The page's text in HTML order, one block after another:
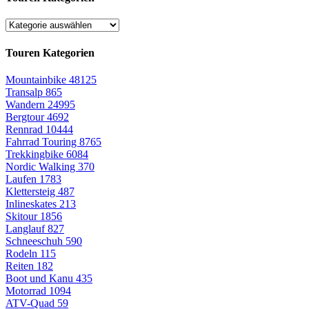
Touren Kategorien
Mountainbike 48125
Transalp 865
Wandern 24995
Bergtour4692
Rennrad 10444
Fahrrad Touring 8765
Trekkingbike 6084
Nordic Walking 370
Laufen 1783
Klettersteig 487
Inlineskates 213
Skitour 1856
Langlauf827
Schneeschuh 590
Rodeln 115
Reiten 182
Boot und Kanu 435
Motorrad 1094
ATV-Quad 59